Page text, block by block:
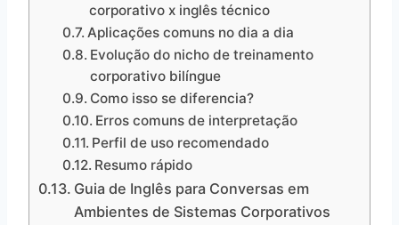
corporativo x inglês técnico
Aplicações comuns no dia a dia
Evolução do nicho de treinamento
corporativo bilíngue
Como isso se diferencia?
Erros comuns de interpretação
Perfil de uso recomendado
Resumo rápido
Guia de Inglês para Conversas em
Ambientes de Sistemas Corporativos